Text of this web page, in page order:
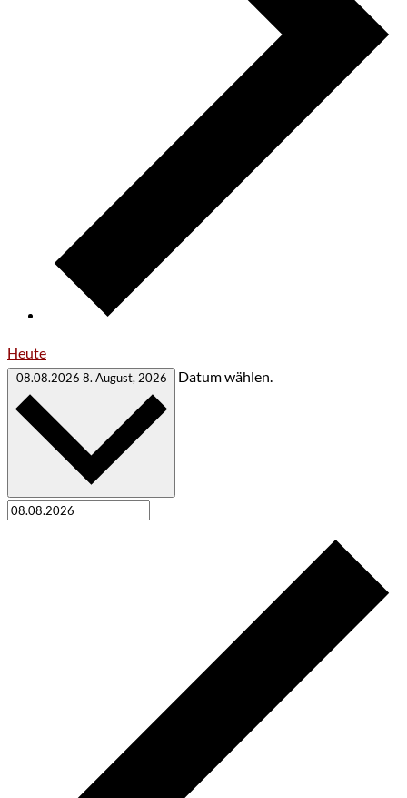
Heute
08.08.2026 8. August, 2026 Datum wählen.